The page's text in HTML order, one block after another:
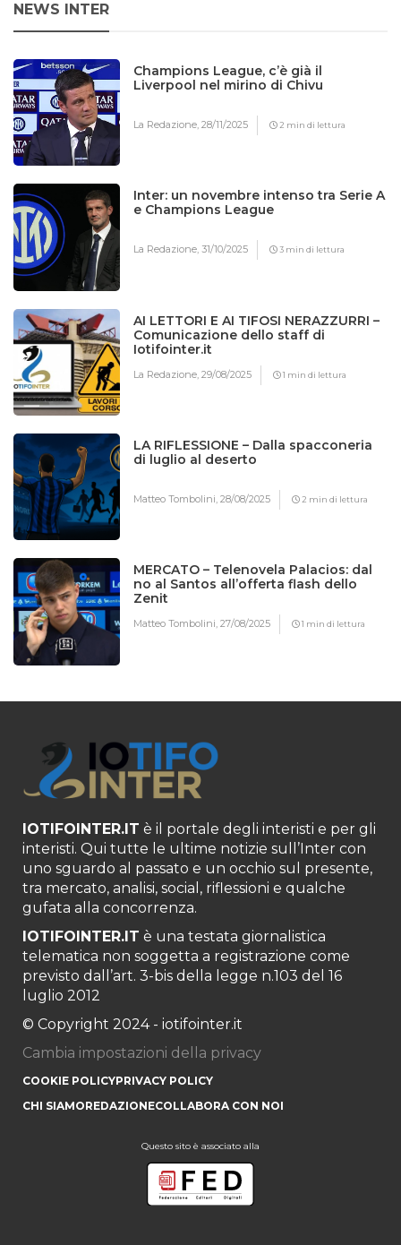
NEWS INTER
Champions League, c’è già il
Liverpool nel mirino di Chivu
La Redazione,28/11/2025 2 min di lettura
Inter: un novembre intenso tra Serie A
e Champions League
La Redazione,31/10/2025 3 min di lettura
AI LETTORI E AI TIFOSI NERAZZURRI –
Comunicazione dello staff di
Iotifointer.it
La Redazione,29/08/2025 1 min di lettura
LA RIFLESSIONE – Dalla spacconeria
di luglio al deserto
Matteo Tombolini,28/08/2025 2 min di lettura
MERCATO – Telenovela Palacios: dal
no al Santos all’offerta flash dello
Zenit
Matteo Tombolini,27/08/2025 1 min di lettura
IOTIFOINTER.IT è il portale degli interisti e per gli
interisti. Qui tutte le ultime notizie sull’Inter con
uno sguardo al passato e un occhio sul presente,
tra mercato, analisi, social, riflessioni e qualche
gufata alla concorrenza.
IOTIFOINTER.IT è una testata giornalistica
telematica non soggetta a registrazione come
previsto dall’art. 3-bis della legge n.103 del 16
luglio 2012
© Copyright 2024 - iotifointer.it
Cambia impostazioni della privacy
COOKIE POLICYPRIVACY POLICY
CHI SIAMOREDAZIONECOLLABORA CON NOI
Questo sito è associato alla